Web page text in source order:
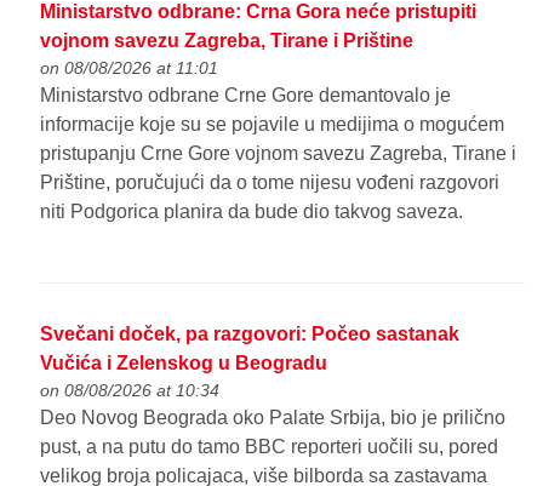
Ministarstvo odbrane: Crna Gora neće pristupiti
vojnom savezu Zagreba, Tirane i Prištine
on 08/08/2026 at 11:01
Ministarstvo odbrane Crne Gore demantovalo je
informacije koje su se pojavile u medijima o mogućem
pristupanju Crne Gore vojnom savezu Zagreba, Tirane i
Prištine, poručujući da o tome nijesu vođeni razgovori
niti Podgorica planira da bude dio takvog saveza.
Svečani doček, pa razgovori: Počeo sastanak
Vučića i Zelenskog u Beogradu
on 08/08/2026 at 10:34
Deo Novog Beograda oko Palate Srbija, bio je prilično
pust, a na putu do tamo BBC reporteri uočili su, pored
velikog broja policajaca, više bilborda sa zastavama